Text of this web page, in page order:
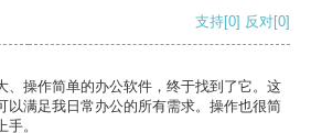
支持[0] 反对[0]
、操作简单的办公软件，终于找到了它。这
以满足我日常办公的所有需求。操作也很简
。